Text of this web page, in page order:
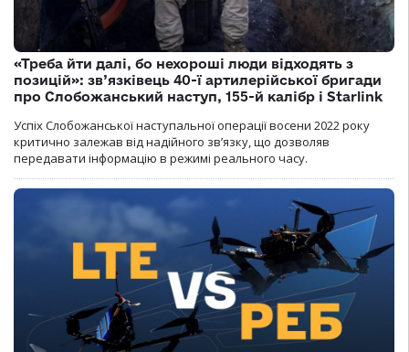
«Треба йти далі, бо нехороші люди відходять з
позицій»: зв’язківець 40-ї артилерійської бригади
про Слобожанський наступ, 155-й калібр і Starlink
Успіх Слобожанської наступальної операції восени 2022 року
критично залежав від надійного зв’язку, що дозволяв
передавати інформацію в режимі реального часу.